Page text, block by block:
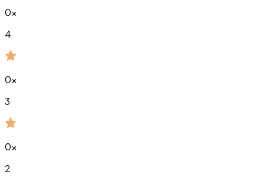
0x
4
0x
3
0x
2